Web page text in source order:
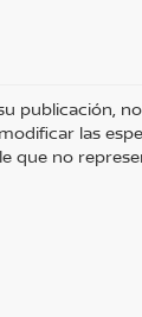
publicación,
las
que no